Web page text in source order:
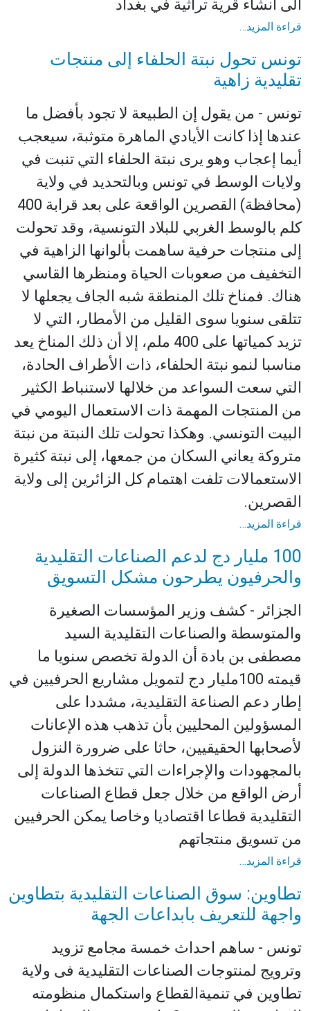
الى انشاء قرية تراثية في بغداد
قراءة المزيد…
تونس تحول نبتة الحلفاء إلى منتجات
تقليدية زاهية
تونس - من يقول إن الطبيعة لا تجود بأفضل ما
عندها إذا كانت الأيادي الماهرة متوثبة، سيعجب
أيما إعجاب وهو يرى نبتة الحلفاء التي تنبت في
ولايات الوسط في تونس وبالتحديد في ولاية
(محافظة) القصرين الواقعة على بعد قرابة 400
كلم بالوسط الغربي للبلاد التونسية، وقد تحولت
إلى منتجات حرفية ساهمت بألوانها الزاهية في
التخفيف من صعوبات الحياة ومنظرها القاسي
هناك. فمناخ تلك المنطقة شبه الجاف يجعلها لا
تتلقى سنويا سوى القليل من الأمطار، التي لا
تزيد كمياتها على 400 ملم، إلا أن ذلك المناخ يعد
مناسبا لنمو نبتة الحلفاء، ذات الأطراف الحادة،
التي سعت السواعد من خلالها لاستنباط الكثير
من المنتجات المهمة ذات الاستعمال اليومي في
البيت التونسي. وهكذا تحولت تلك النبتة من نبتة
متروكة يعاني السكان من جمعها، إلى نبتة كثيرة
الاستعمالات تلفت اهتمام كل الزائرين إلى ولاية
القصرين.
قراءة المزيد…
100 مليار دج لدعم الصناعات التقليدية
والحرفيون يطرحون مشكل التسويق
الجزائر - كشف وزير المؤسسات الصغيرة
والمتوسطة والصناعات التقليدية السيد
مصطفى بن بادة أن الدولة تخصص سنويا ما
قيمته 100مليار دج لتمويل مشاريع الحرفيين في
إطار دعم الصناعة التقليدية، مشددا على
المسؤولين المحليين بأن تذهب هذه الإعانات
لأصحابها الحقيقيين، حاثا على ضرورة النزول
بالمجهودات والإجراءات التي تتخذها الدولة إلى
أرض الواقع من خلال جعل قطاع الصناعات
التقليدية قطاعا اقتصاديا وخاصا يمكن الحرفيين
من تسويق منتجاتهم
قراءة المزيد…
تطاوين: سوق الصناعات التقليدية بتطاوين
واجهة للتعريف بابداعات الجهة
تونس - ساهم احداث خمسة مجامع تزويد
وترويج لمنتوجات الصناعات التقليدية فى ولاية
تطاوين في تنميةالقطاع واستكمال منظومته